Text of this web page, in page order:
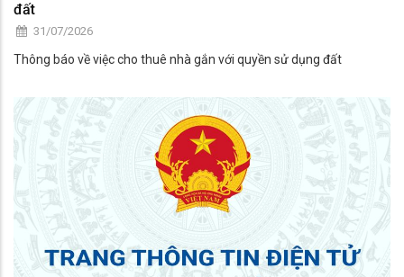
đất
31/07/2026
Thông báo về việc cho thuê nhà gắn với quyền sử dụng đất